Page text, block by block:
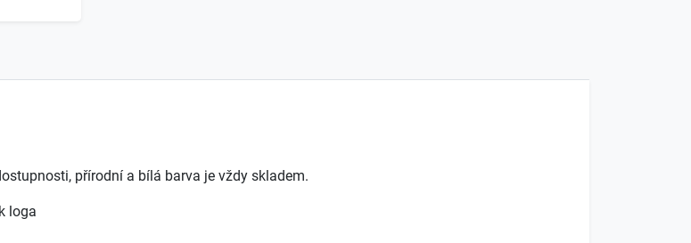
přírodní a bílá barva je vždy skladem.
loga